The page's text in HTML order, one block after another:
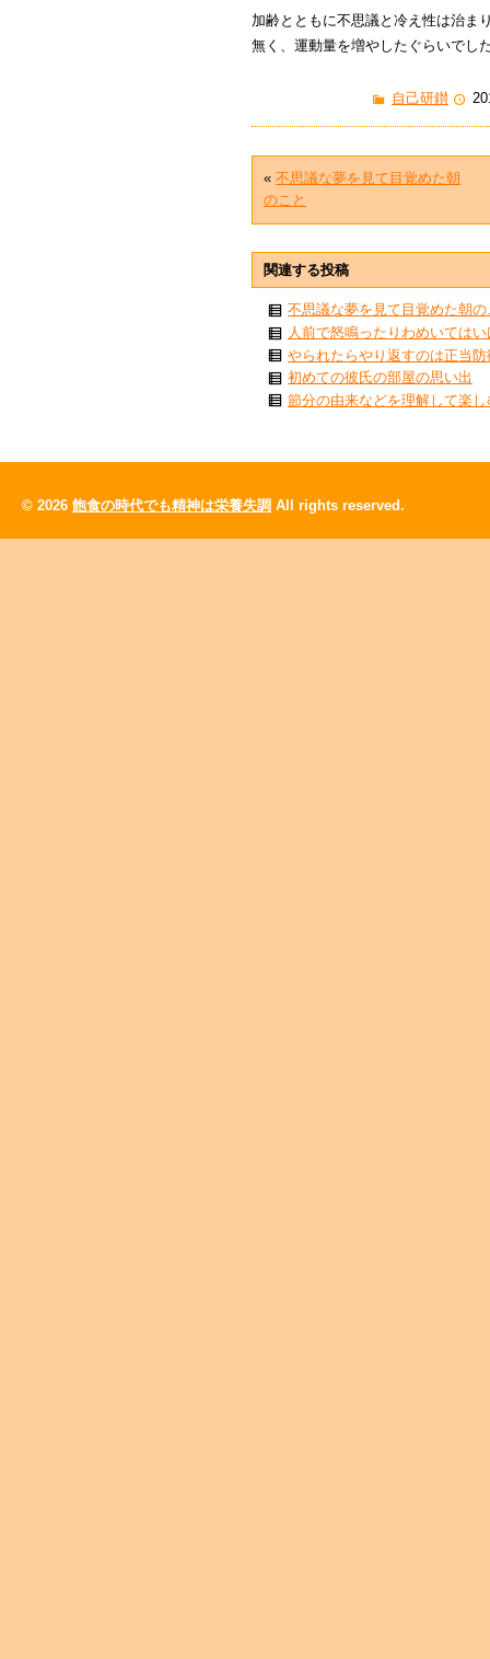
加齢とともに不思議と冷え性は治ま
無く、運動量を増やしたぐらいでし
自己研鑚
« 不思議な夢を見て目覚めた朝
のこと
関連する投稿
不思議な夢を見て目覚めた朝の
人前で怒鳴ったりわめいては
やられたらやり返すのは正当防
初めての彼氏の部屋の思い出
節分の由来などを理解して楽し
© 2026 飽食の時代でも精神は栄養失調 All rights reserved.